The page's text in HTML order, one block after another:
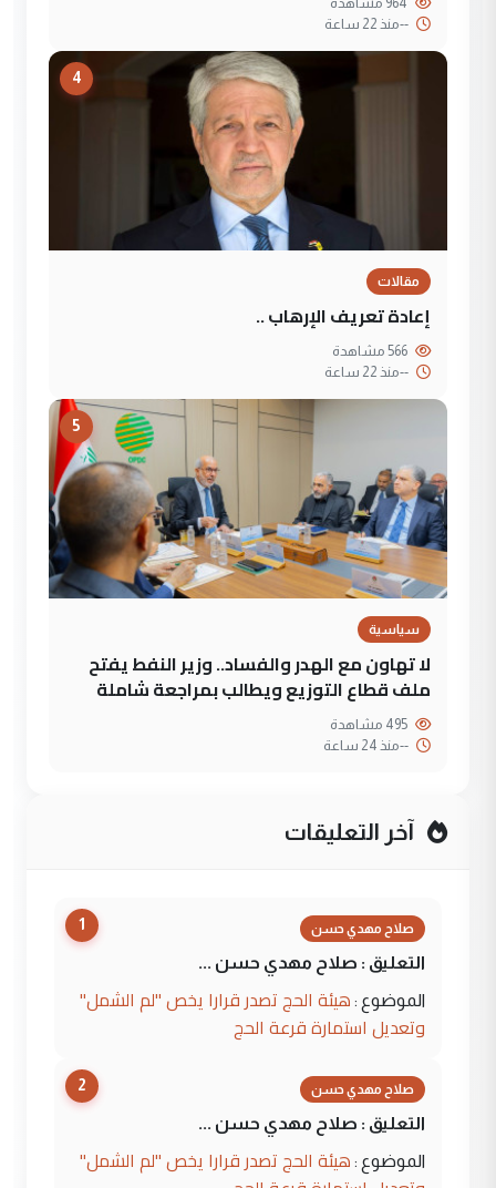
--منذ 22 ساعة
4
مقالات
إعادة تعريف الإرهاب ..
--منذ 22 ساعة
5
سياسية
لا تهاون مع الهدر والفساد.. وزير النفط يفتح
ملف قطاع التوزيع ويطالب بمراجعة شاملة
--منذ 24 ساعة
آخر التعليقات
1 صلاح مهدي حسن
التعليق : صلاح مهدي حسن ...
الموضوع : هيئة الحج تصدر قرارا يخص "لم الشمل"
وتعديل استمارة قرعة الحج
2 صلاح مهدي حسن
التعليق : صلاح مهدي حسن ...
الموضوع : هيئة الحج تصدر قرارا يخص "لم الشمل"